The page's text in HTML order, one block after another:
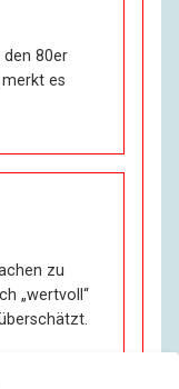
80er
es
zu
„wertvoll“